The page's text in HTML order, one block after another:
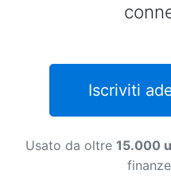
Iscriviti
Usato da oltre 15.000